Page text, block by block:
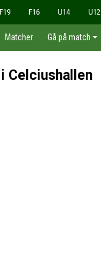
F19 F16 U14 U12
Matcher Gå på match
Celciushallen